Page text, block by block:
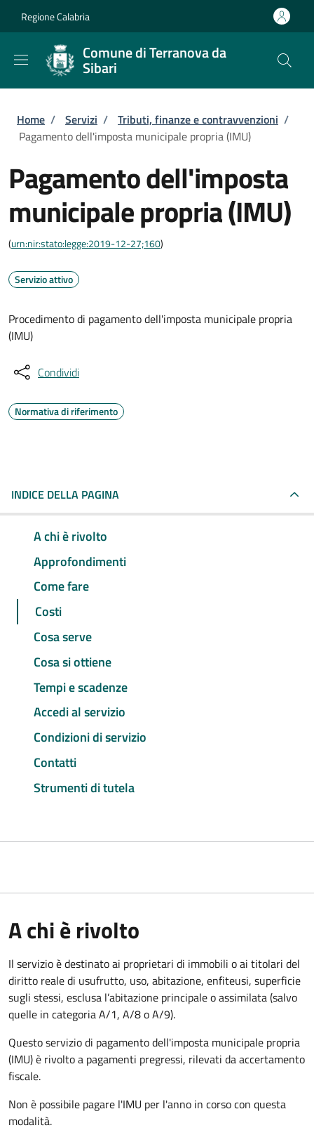
Regione Calabria
Comune di Terranova da
Sibari
Briciole di pane
Home / Servizi / Tributi, finanze e contravvenzioni /
Pagamento dell'imposta municipale propria (IMU)
Pagamento dell'imposta
municipale propria (IMU)
(urn:nir:stato:legge:2019-12-27;160)
Servizio attivo
Procedimento di pagamento dell'imposta municipale propria
(IMU)
Condividi
Normativa di riferimento
INDICE DELLA PAGINA
A chi è rivolto
Approfondimenti
Come fare
Costi
Cosa serve
Cosa si ottiene
Tempi e scadenze
Accedi al servizio
Condizioni di servizio
Contatti
Strumenti di tutela
A chi è rivolto
Il servizio è destinato ai proprietari di immobili o ai titolari del
diritto reale di usufrutto, uso, abitazione, enfiteusi, superficie
sugli stessi, esclusa l’abitazione principale o assimilata (salvo
quelle in categoria A/1, A/8 o A/9).
Questo servizio di pagamento dell'imposta municipale propria
(IMU) è rivolto a pagamenti pregressi, rilevati da accertamento
fiscale.
Non è possibile pagare l'IMU per l'anno in corso con questa
modalità.